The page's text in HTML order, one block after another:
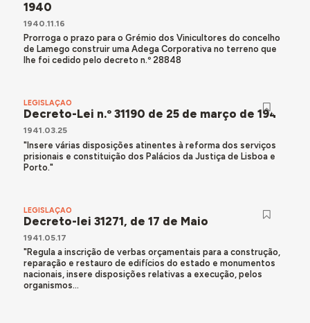
1940
1940.11.16
Prorroga o prazo para o Grémio dos Vinicultores do concelho
de Lamego construir uma Adega Corporativa no terreno que
lhe foi cedido pelo decreto n.º 28848
LEGISLAÇÃO
Decreto-Lei n.º 31190 de 25 de março de 1941
1941.03.25
"Insere várias disposições atinentes à reforma dos serviços
prisionais e constituição dos Palácios da Justiça de Lisboa e
Porto."
LEGISLAÇÃO
Decreto-lei 31271, de 17 de Maio
1941.05.17
"Regula a inscrição de verbas orçamentais para a construção,
reparação e restauro de edifícios do estado e monumentos
nacionais, insere disposições relativas a execução, pelos
organismos...